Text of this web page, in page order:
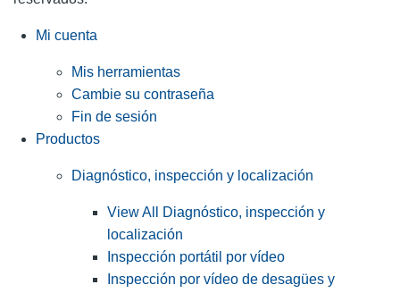
Mi cuenta
Mis herramientas
Cambie su contraseña
Fin de sesión
Productos
Diagnóstico, inspección y localización
View All Diagnóstico, inspección y
localización
Inspección portátil por vídeo
Inspección por vídeo de desagües y